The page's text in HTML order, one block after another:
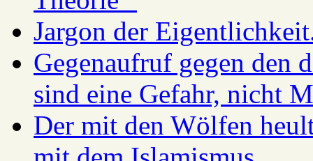
Jargon der
Gegenaufruf gegen den
sind eine Gefahr, nicht
Der mit den Wölfen